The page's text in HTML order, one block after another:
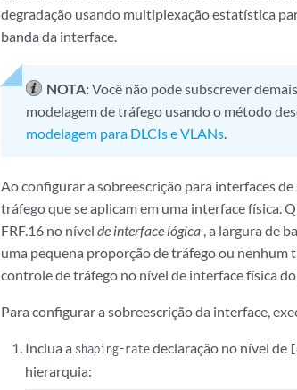
degradação usando multiplexação estatística
banda da interface.
NOTA:Você não pode subscrever
modelagem de tráfego usando o método
modelagem para DLCIs e VLANs.
Ao configurar a sobreescrição para interfaces
tráfego que se aplicam em uma interface física.
FRF.16 no nível de interface lógica , a largura de
uma pequena proporção de tráfego ou nenhum
controle de tráfego no nível de interface física
Para configurar a sobreescrição da interface,
Inclua a shaping-ratedeclaração no nível de
hierarquia: